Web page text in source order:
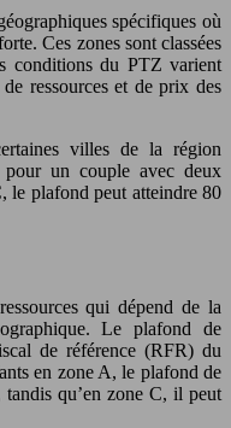
spécifiques où
Ces zones sont classées
conditions du PTZ varient
ressources et de prix des
villes de la région
pour un couple avec deux
le plafond peut atteindre 80
qui dépend de la
Le plafond de
de référence (RFR) du
en zone A, le plafond de
tandis qu’en zone C, il peut